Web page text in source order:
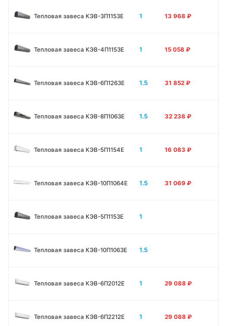
Тепловая завеса КЭВ-3П1153E 1 13 968 ₽
Тепловая завеса КЭВ-4П1153E 1 15 058 ₽
Тепловая завеса КЭВ-6П1263E 1.5 31 852 ₽
Тепловая завеса КЭВ-8П1063E 1.5 32 238 ₽
Тепловая завеса КЭВ-5П1154E 1 16 083 ₽
Тепловая завеса КЭВ-10П1064E 1.5 31 069 ₽
Тепловая завеса КЭВ-5П1153E 1
Тепловая завеса КЭВ-10П1063E 1.5
Тепловая завеса КЭВ-6П2012Е 1 29 088 ₽
Тепловая завеса КЭВ-6П2212Е 1 29 088 ₽